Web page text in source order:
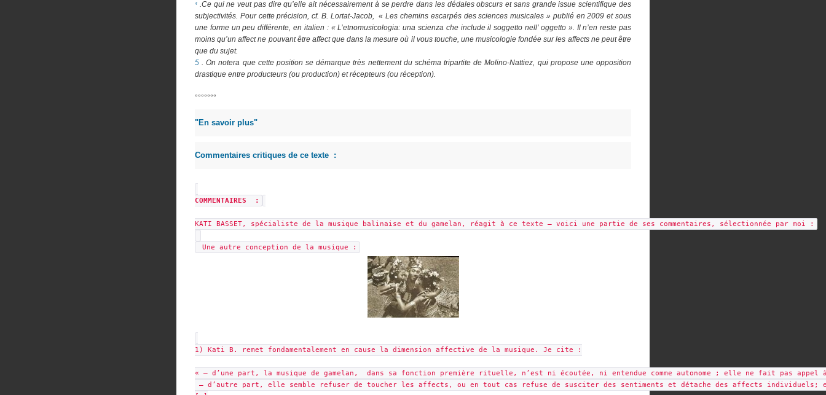
4 .Ce qui ne veut pas dire qu’elle ait nécessairement à se perdre dans les dédales obscurs et sans grande issue scientifique des
subjectivités. Pour cette précision, cf. B. Lortat-Jacob, « Les chemins escarpés des sciences musicales » publié en 2009 et sous
une forme un peu différente, en italien : « L’etnomusicologia: una scienza che include il soggetto nell’ oggetto ». Il n’en reste pas
moins qu’un affect ne pouvant être affect que dans la mesure où il vous touche, une musicologie fondée sur les affects ne peut être
que du sujet.
5 . On notera que cette position se démarque très nettement du schéma tripartite de Molino-Nattiez, qui propose une opposition
drastique entre producteurs (ou production) et récepteurs (ou réception).
°°°°°°°
"En savoir plus"
Commentaires critiques de ce texte :
COMMENTAIRES :
KATI BASSET, spécialiste de la musique balinaise et du gamelan, réagit à ce texte – voici une partie de ses commentaires, sélectionnée par moi :
Une autre conception de la musique :
1) Kati B. remet fondamentalement en cause la dimension affective de la musique. Je cite :
« – d’une part, la musique de gamelan, dans sa fonction première rituelle, n’est ni écoutée, ni entendue comme autonome ; elle ne fait pas appel
– d’autre part, elle semble refuser de toucher les affects, ou en tout cas refuse de susciter des sentiments et détache des affects individuels;